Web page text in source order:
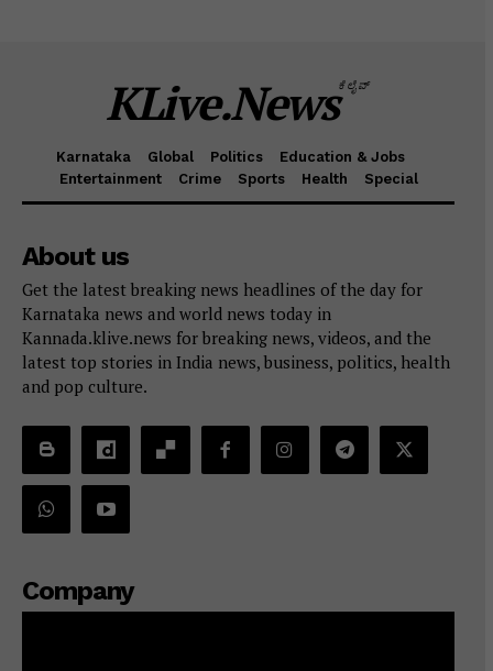
KLive.Newsಕೆಲೈವ್
Karnataka Global Politics
Education & Jobs
Entertainment
Crime Sports Health Special
About us
Get the latest breaking news headlines of the day for
Karnataka news and world news today in
Kannada.klive.news for breaking news, videos, and the
latest top stories in India news, business, politics, health
and pop culture.
Company